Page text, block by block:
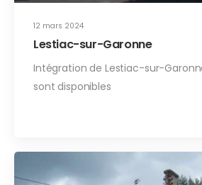
12 mars 2024
Lestiac-sur-Garonne
Intégration de Lestiac-sur-
sont disponibles